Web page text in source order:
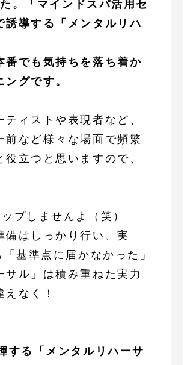
。「マインドスパ活用セ
導する「メンタルリハ
番でも気持ちを落ち着か
グです。
ィストや表現者など、
など様々な場面で頻繁
立つと思いますので、
プしませんよ（笑）
はしっかり行い、実
基準点に届かなかった」
ル」は積み重ねた実力
なく！
する「メンタルリハーサ